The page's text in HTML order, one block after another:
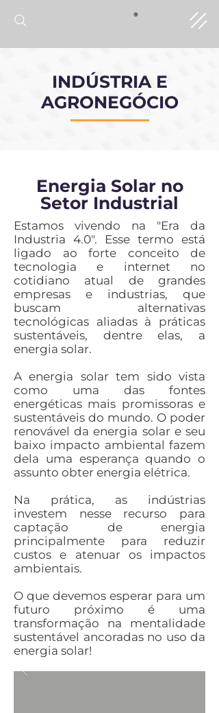
®
INDÚSTRIA E
AGRONEGÓCIO
Energia Solar no
Setor Industrial
Estamos vivendo na "Era da
Industria 4.0". Esse termo está
ligado ao forte conceito de
tecnologia e internet no
cotidiano atual de grandes
empresas e industrias, que
buscam alternativas
tecnológicas aliadas à práticas
sustentáveis, dentre elas, a
energia solar.
A energia solar tem sido vista
como uma das fontes
energéticas mais promissoras e
sustentáveis do mundo. O poder
renovável da energia solar e seu
baixo impacto ambiental fazem
dela uma esperança quando o
assunto obter energia elétrica.
Na prática, as indústrias
investem nesse recurso para
captação de energia
principalmente para reduzir
custos e atenuar os impactos
ambientais.
O que devemos esperar para um
futuro próximo é uma
transformação na mentalidade
sustentável ancoradas no uso da
energia solar!